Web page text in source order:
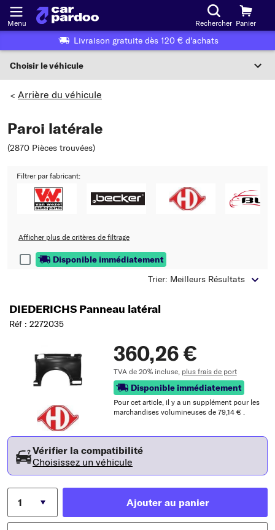
Menu Rechercher Panier
Livraison gratuite dès 120 € d'achats
Choisir le véhicule
Ou choix du véhicule selon les critères suivants :
Choix du fabricant
Choix du modèle
Choix du type
> Arrière du véhicule
Paroi latérale
(2870 Pièces trouvées)
Filtrer par fabricant:
Afficher plus de critères de filtrage
Disponible immédiatement
Trier: Meilleurs Résultats
DIEDERICHS Panneau latéral
Réf : 2272035
360,26 €
TVA de 20% incluse, plus frais de port
Disponible immédiatement
Pour cet article, il y a un supplément pour les
marchandises volumineuses de 79,14 € .
Vérifier la compatibilité
Choisissez un véhicule
Ajouter au panier